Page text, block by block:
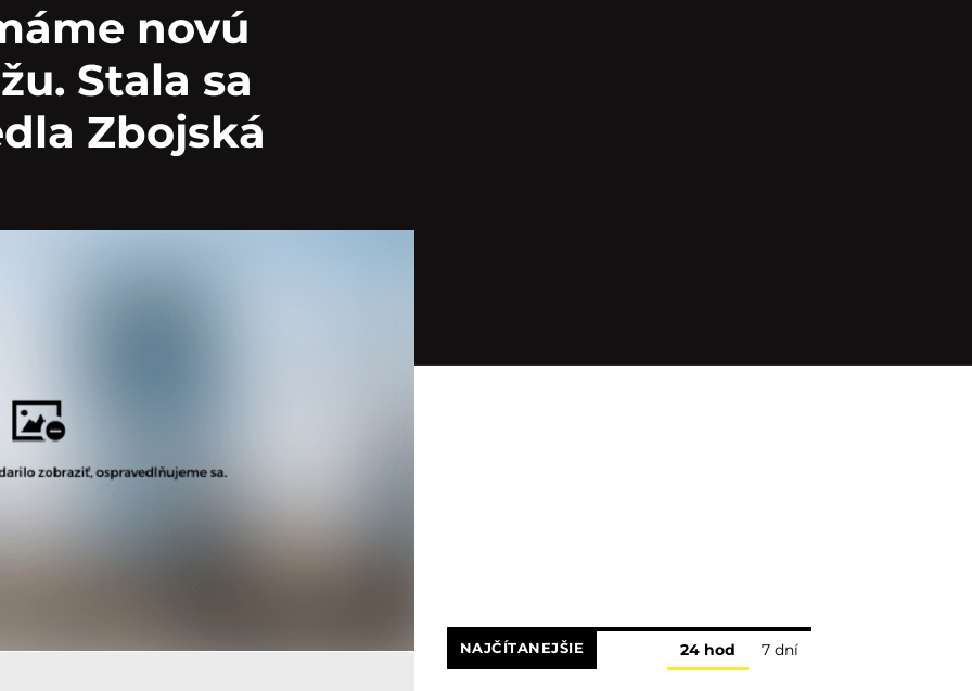
novú
Stala sa
Zbojská
NAJČÍTANEJŠIE 24 hod 7 dní